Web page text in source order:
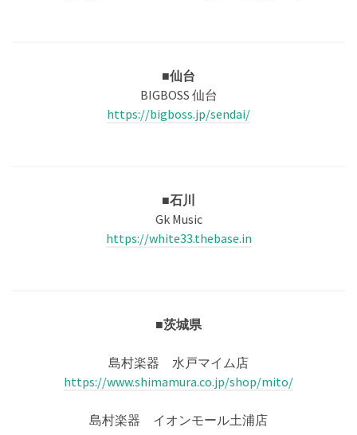
■仙台
BIGBOSS 仙台
https://bigboss.jp/sendai/
■石川
Gk Music
https://white33.thebase.in
■茨城県
島村楽器 水戸マイム店
https://www.shimamura.co.jp/shop/mito/
島村楽器 イオンモール土浦店